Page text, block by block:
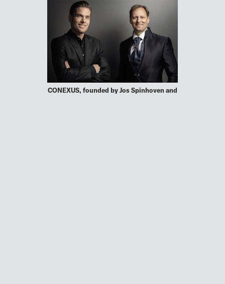
CONEXUS, founded by Jos Spinhoven and